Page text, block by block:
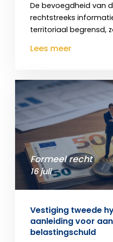
De bevoegdheid van
rechtstreeks
territoriaal begrensd,
Lees meer
Formeel recht
16 juli
Vestiging tweede
aanleiding voor
belastingschuld